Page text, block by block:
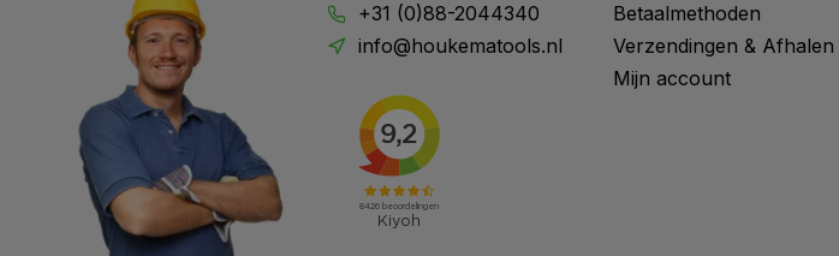
+31 (0)88-2044340
info@houkematools.nl
Betaalmethoden
Verzendingen & Afhalen
Mijn account